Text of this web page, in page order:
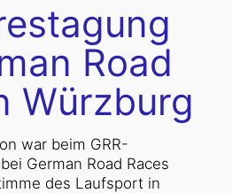
Road
Würzburg
war beim GRR-
German Road Races
des Laufsport in